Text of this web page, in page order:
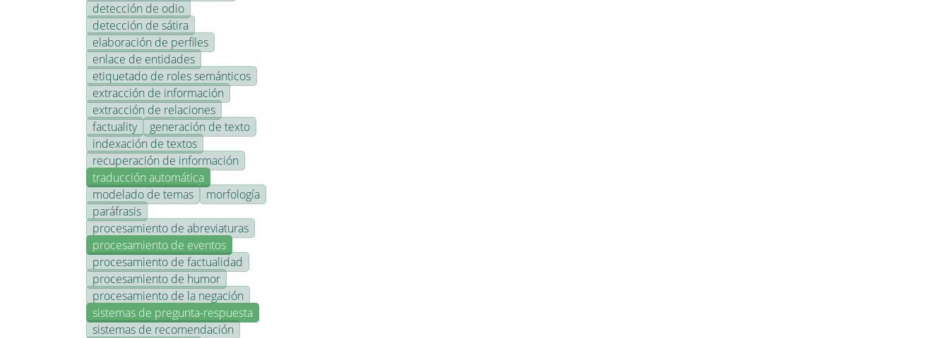
detección de odio
detección de sátira
elaboración de perfiles
enlace de entidades
etiquetado de roles semánticos
extracción de información
extracción de relaciones
factuality
generación de texto
indexación de textos
recuperación de información
traducción automática
modelado de temas
morfología
paráfrasis
procesamiento de abreviaturas
procesamiento de eventos
procesamiento de factualidad
procesamiento de humor
procesamiento de la negación
sistemas de pregunta-respuesta
sistemas de recomendación